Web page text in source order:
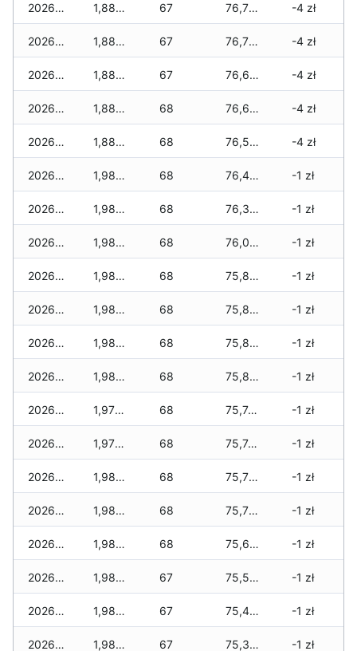
2026-03-07 1,885 zł 67 76,775 zł -4 zł
2026-03-06 1,885 zł 67 76,730 zł -4 zł
2026-03-05 1,885 zł 67 76,680 zł -4 zł
2026-03-04 1,885 zł 68 76,670 zł -4 zł
2026-03-03 1,885 zł 68 76,530 zł -4 zł
2026-03-02 1,985 zł 68 76,410 zł -1 zł
2026-03-01 1,985 zł 68 76,300 zł -1 zł
2026-02-27 1,985 zł 68 76,020 zł -1 zł
2026-02-26 1,985 zł 68 75,870 zł -1 zł
2026-02-25 1,985 zł 68 75,860 zł -1 zł
2026-02-24 1,985 zł 68 75,840 zł -1 zł
2026-02-23 1,985 zł 68 75,805 zł -1 zł
2026-02-22 1,975 zł 68 75,740 zł -1 zł
2026-02-21 1,975 zł 68 75,740 zł -1 zł
2026-02-20 1,985 zł 68 75,735 zł -1 zł
2026-02-19 1,985 zł 68 75,725 zł -1 zł
2026-02-18 1,985 zł 68 75,675 zł -1 zł
2026-02-17 1,985 zł 67 75,555 zł -1 zł
2026-02-16 1,985 zł 67 75,480 zł -1 zł
2026-02-15 1,985 zł 67 75,385 zł -1 zł